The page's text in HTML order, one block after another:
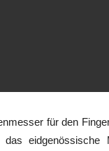
für den
eidgenössische